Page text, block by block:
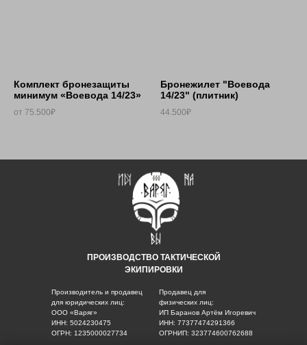
Комплект бронезащиты
минимум «Воевода 14/23»
от 75.500₽
Бронежилет "Воевода
14/23" (плитник)
44.500₽
ПРОИЗВОДСТВО ТАКТИЧЕСКОЙ
ЭКИПИРОВКИ
Производитель и продавец
для юридических лиц:
ООО «Варяг»
ИНН: 5024230475
ОГРН: 1235000027734
Продавец для
физических лиц:
ИП Баранов Артём Игоревич
ИНН: 77377474291366
ОГРНИП: 323774600762688